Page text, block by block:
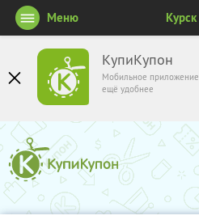
КупиКупон
Мобильное приложение
ещё удобнее
Меню Курск